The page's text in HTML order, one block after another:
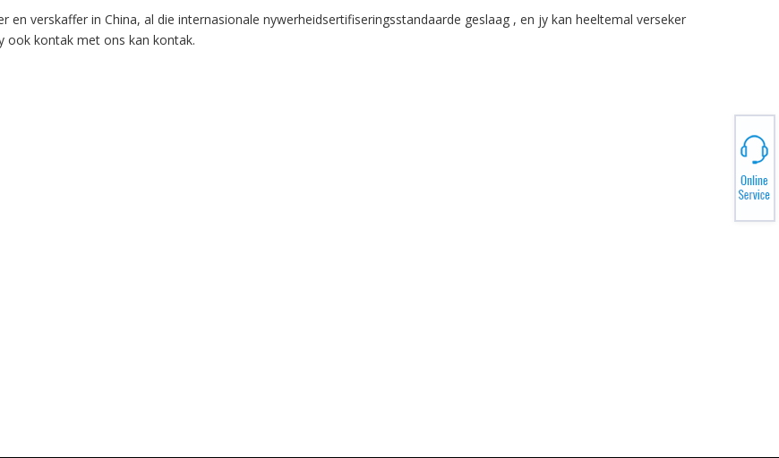
en verskaffer in China, al die internasionale nywerheidsertifiseringsstandaarde geslaag , en jy kan heeltemal verseker
ook kontak met ons kan kontak.